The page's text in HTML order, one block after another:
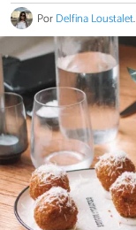
PorDelfina Loustalet.